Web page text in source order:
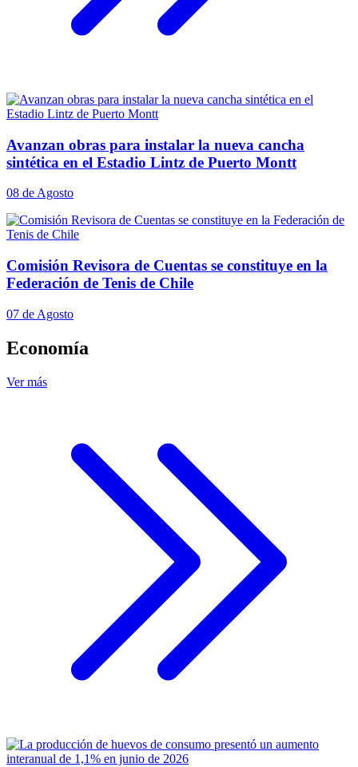
Avanzan obras para instalar la nueva cancha
sintética en el Estadio Lintz de Puerto Montt
08 de Agosto
Comisión Revisora de Cuentas se constituye en la
Federación de Tenis de Chile
07 de Agosto
Economía
Ver más